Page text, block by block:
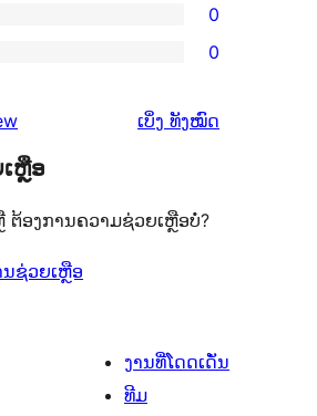
0
0
ເບິ່ງ ຄຳ
ທັງໝົດ
ຫຼືອ
ຕ້ອງການຄວາມຊ່ວຍເຫຼືອບໍ່?
ນຊ່ວຍເຫຼືອ
ງານທີ່ໂດດເດັ່ນ
ທີມ